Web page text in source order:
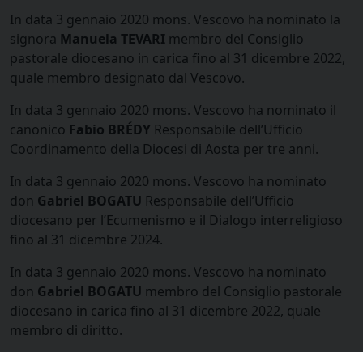
In data 3 gennaio 2020 mons. Vescovo ha nominato la
signora Manuela TEVARI membro del Consiglio
pastorale diocesano in carica fino al 31 dicembre 2022,
quale membro designato dal Vescovo.
In data 3 gennaio 2020 mons. Vescovo ha nominato il
canonico Fabio BRÉDY Responsabile dell’Ufficio
Coordinamento della Diocesi di Aosta per tre anni.
In data 3 gennaio 2020 mons. Vescovo ha nominato
don Gabriel BOGATU Responsabile dell’Ufficio
diocesano per l’Ecumenismo e il Dialogo interreligioso
fino al 31 dicembre 2024.
In data 3 gennaio 2020 mons. Vescovo ha nominato
don Gabriel BOGATU membro del Consiglio pastorale
diocesano in carica fino al 31 dicembre 2022, quale
membro di diritto.